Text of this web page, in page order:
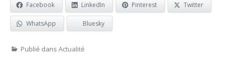
Facebook LinkedIn Pinterest Twitter
WhatsApp Bluesky
Publié dans Actualité